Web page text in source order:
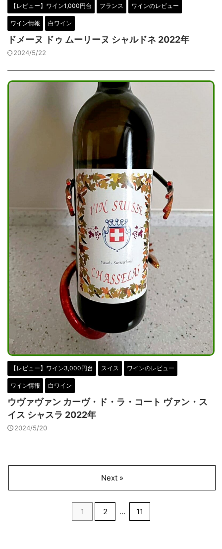
【レビュー】ワイン1,000円台 フランス ワインのレビュー
ワイン情報 白ワイン
ドメーヌ ドゥ ムーリーヌ シャルドネ 2022年
2024/5/22
【レビュー】ワイン3,000円台 スイス ワインのレビュー
ワイン情報 白ワイン
ウヴァヴァン カーヴ・ド・ラ・コート ヴァン・ス
イス シャスラ 2022年
2024/5/20
1 2 … 11
Next »